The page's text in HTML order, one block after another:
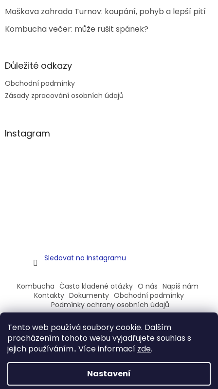
Tento web používá soubory cookie. Dalším
procházením tohoto webu vyjadřujete souhlas s
jejich používáním.. Více informací zde.
Nastavení
Maškova zahrada Turnov: koupání, pohyb a lepší pití
Kombucha večer: může rušit spánek?
Důležité odkazy
Obchodní podmínky
Zásady zpracování osobních údajů
Instagram
Sledovat na Instagramu
Kombucha Často kladené otázky O nás Napiš nám
Kontakty Dokumenty Obchodní podmínky
Podmínky ochrany osobních údajů